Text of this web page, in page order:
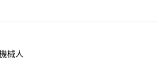
械人